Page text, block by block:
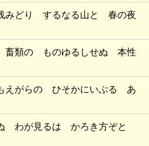
みどり するなる山と 春の夜
畜類の ものゆるしせぬ 本性
がらの ひそかにいぶる あ
わが見るは かろき方ぞと